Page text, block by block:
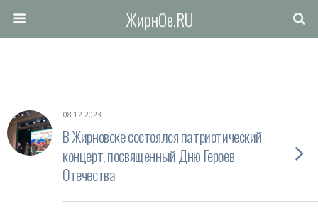
ЖирнОе.RU
08.12.2023
В Жирновске состоялся патриотический
концерт, посвященный Дню Героев
Отечества